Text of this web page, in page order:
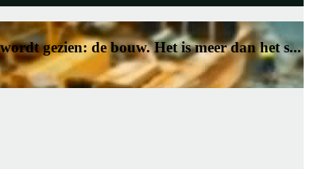
gezien: de bouw. Het is meer dan het s...